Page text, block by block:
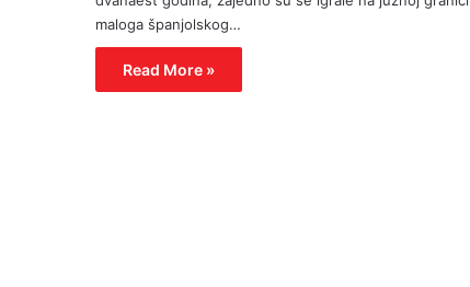
maloga španjolskog…
Read More »